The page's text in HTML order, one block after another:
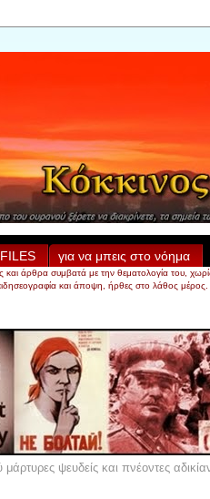
για να μπεις στο νόημα
συμβατά με την θεματολογία του, χωρίς
και άποψη, ήρθες στο λάθος μέρος.
ψευδείς και πνέοντες